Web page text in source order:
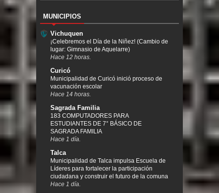
MUNICIPIOS
Vichuquen
¡Celebremos el Día de la Niñez! (Cambio de
lugar: Gimnasio de Aquelarre)
Hace 12 horas.
Curicó
Municipalidad de Curicó inició proceso de
vacunación escolar
Hace 14 horas.
Sagrada Familia
183 COMPUTADORES PARA
ESTUDIANTES DE 7° BÁSICO DE
SAGRADA FAMILIA
Hace 1 día.
Talca
Municipalidad de Talca impulsa Escuela de
Líderes para fortalecer la participación
ciudadana y construir el futuro de la comuna
Hace 1 día.